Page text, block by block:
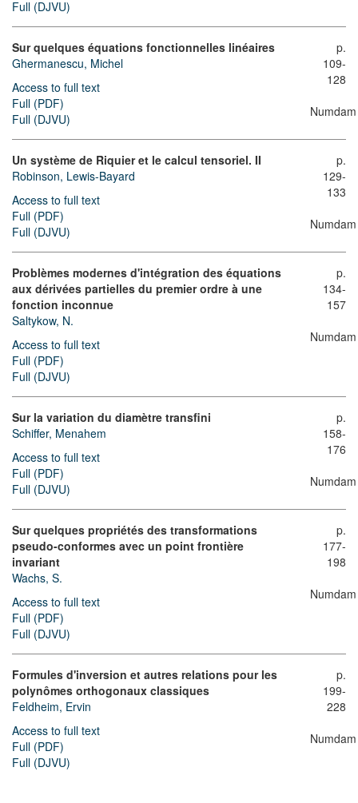
Full (DJVU)
Sur quelques équations fonctionnelles linéaires
Ghermanescu, Michel
Access to full text
Full (PDF)
Full (DJVU)
p.
109-
128
Numdam
Un système de Riquier et le calcul tensoriel. II
Robinson, Lewis-Bayard
Access to full text
Full (PDF)
Full (DJVU)
p.
129-
133
Numdam
Problèmes modernes d'intégration des équations
aux dérivées partielles du premier ordre à une
fonction inconnue
Saltykow, N.
Access to full text
Full (PDF)
Full (DJVU)
p.
134-
157
Numdam
Sur la variation du diamètre transfini
Schiffer, Menahem
Access to full text
Full (PDF)
Full (DJVU)
p.
158-
176
Numdam
Sur quelques propriétés des transformations
pseudo-conformes avec un point frontière
invariant
Wachs, S.
Access to full text
Full (PDF)
Full (DJVU)
p.
177-
198
Numdam
Formules d'inversion et autres relations pour les
polynômes orthogonaux classiques
Feldheim, Ervin
Access to full text
Full (PDF)
Full (DJVU)
p.
199-
228
Numdam